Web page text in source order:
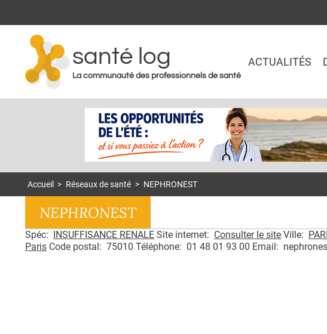
santé log
La communauté des professionnels de santé
ACTUALITÉS
Accueil > Réseaux de santé > NEPHRONEST
NEPHRONEST
Spéc: INSUFFISANCE RENALE Site internet: Consulter le site Ville:
Paris Code postal: 75010 Téléphone: 01 48 01 93 00 Email: